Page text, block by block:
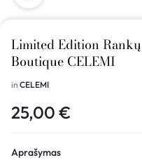
Limited Edition
Boutique CELEMI
in CELEMI
25,00 €
Aprašymas